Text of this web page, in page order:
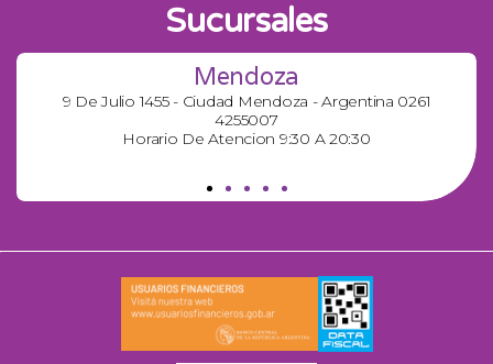
Sucursales
Mendoza
9 De Julio 1455 - Ciudad Mendoza - Argentina 0261
4255007
Horario De Atencion 9:30 A 20:30